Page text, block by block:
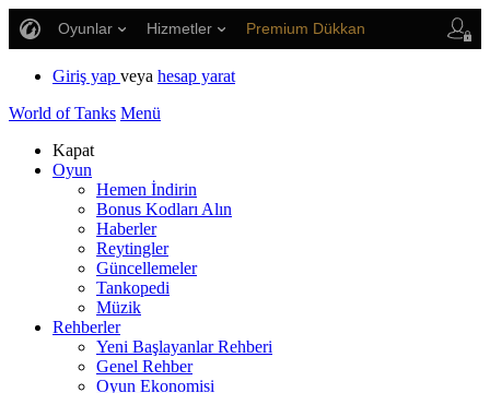
Oyunlar Hizmetler Premium Dükkan
Giriş yap veya hesap yarat
World of Tanks Menü
Kapat
Oyun
Hemen İndirin
Bonus Kodları Alın
Haberler
Reytingler
Güncellemeler
Tankopedi
Müzik
Rehberler
Yeni Başlayanlar Rehberi
Genel Rehber
Oyun Ekonomisi